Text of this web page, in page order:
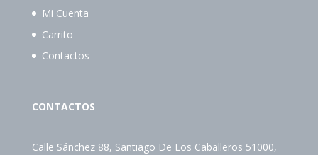
Mi Cuenta
Carrito
Contactos
CONTACTOS
Calle Sánchez 88, Santiago De Los Caballeros 51000,